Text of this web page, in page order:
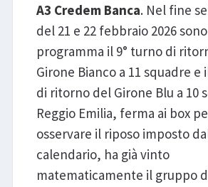
A3 Credem Banca. Nel fine
del 21 e 22 febbraio 2026
programma il 9° turno di
Girone Bianco a 11 squadre e
di ritorno del Girone Blu a 10
Reggio Emilia, ferma ai box
osservare il riposo imposto
calendario, ha già vinto
matematicamente il gruppo